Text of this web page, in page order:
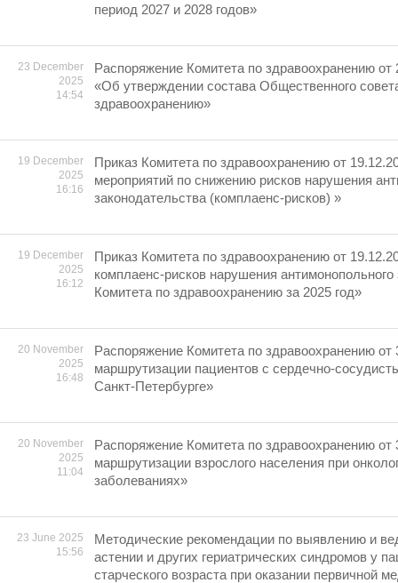
период 2027 и 2028 годов»
23 December
2025
14:54
Распоряжение Комитета по здравоохранению
«Об утверждении состава Общественного
здравоохранению»
19 December
2025
16:16
Приказ Комитета по здравоохранению от
мероприятий по снижению рисков нарушения
законодательства (комплаенс-рисков) »
19 December
2025
16:12
Приказ Комитета по здравоохранению от
комплаенс-рисков нарушения антимонопольного
Комитета по здравоохранению за 2025 год»
20 November
2025
16:48
Распоряжение Комитета по здравоохранению
маршрутизации пациентов с сердечно-
Санкт-Петербурге»
20 November
2025
11:04
Распоряжение Комитета по здравоохранению
маршрутизации взрослого населения при
заболеваниях»
23 June 2025
15:56
Методические рекомендации по выявлению и
астении и других гериатрических синдромов у
старческого возраста при оказании первичной